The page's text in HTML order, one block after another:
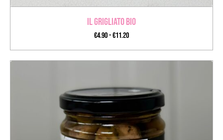
Il Grigliato BIO
€4.90-€11.20